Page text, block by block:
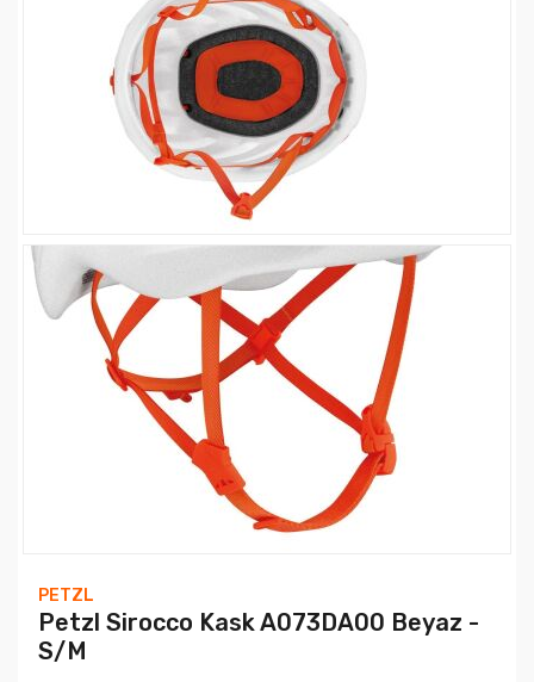
PETZL
Petzl Sirocco Kask A073DA00 Beyaz -
S/M